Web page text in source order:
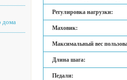
дома
Регулировка нагрузки:
Маховик:
Максимальный вес
Длина шага:
Педали: